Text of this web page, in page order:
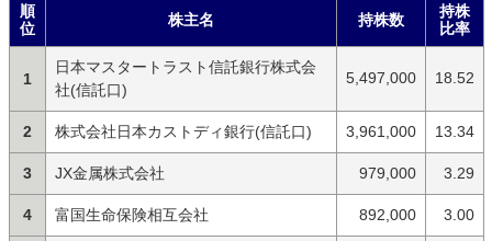
順
位
株主名 持株数
持株
比率
1
日本マスタートラスト信託銀行株式会
社(信託口)
5,497,000 18.52
2 株式会社日本カストディ銀行(信託口) 3,961,000 13.34
3 JX金属株式会社 979,000 3.29
4 富国生命保険相互会社 892,000 3.00